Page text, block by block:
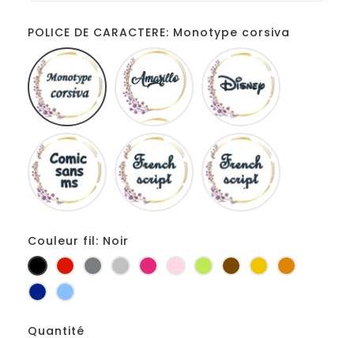
POLICE DE CARACTERE: Monotype corsiva
Monotype
corsiva
Amarillo
Comic
sans
ms
French
script
Couleur fil: Noir
Noir RougeGris
foncé
Gris
clair
Fuchsia
RoseAnis MarronJaune
d'or
Orange
MarineBleu
Quantité